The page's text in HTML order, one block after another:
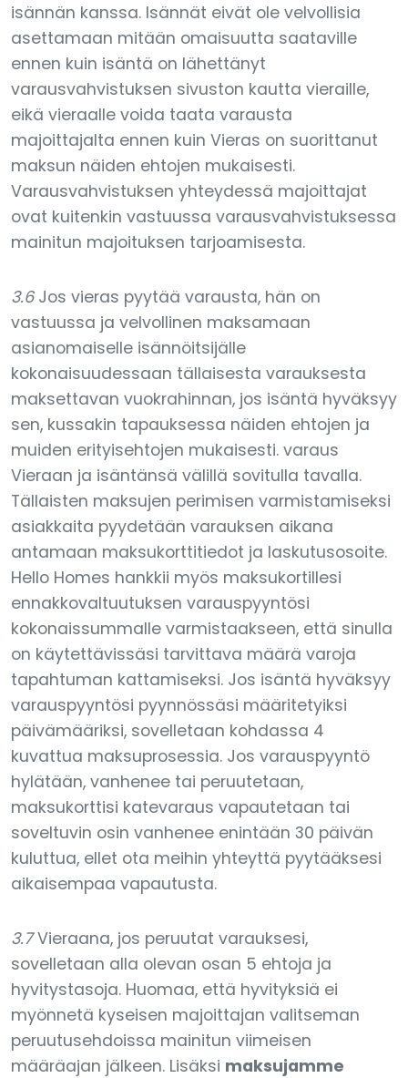
isännän kanssa. Isännät eivät ole velvollisia
asettamaan mitään omaisuutta saataville
ennen kuin isäntä on lähettänyt
varausvahvistuksen sivuston kautta vieraille,
eikä vieraalle voida taata varausta
majoittajalta ennen kuin Vieras on suorittanut
maksun näiden ehtojen mukaisesti.
Varausvahvistuksen yhteydessä majoittajat
ovat kuitenkin vastuussa varausvahvistuksessa
mainitun majoituksen tarjoamisesta.
3.6Jos vieras pyytää varausta, hän on
vastuussa ja velvollinen maksamaan
asianomaiselle isännöitsijälle
kokonaisuudessaan tällaisesta varauksesta
maksettavan vuokrahinnan, jos isäntä hyväksyy
sen, kussakin tapauksessa näiden ehtojen ja
muiden erityisehtojen mukaisesti. varaus
Vieraan ja isäntänsä välillä sovitulla tavalla.
Tällaisten maksujen perimisen varmistamiseksi
asiakkaita pyydetään varauksen aikana
antamaan maksukorttitiedot ja laskutusosoite.
Hello Homes hankkii myös maksukortillesi
ennakkovaltuutuksen varauspyyntösi
kokonaissummalle varmistaakseen, että sinulla
on käytettävissäsi tarvittava määrä varoja
tapahtuman kattamiseksi. Jos isäntä hyväksyy
varauspyyntösi pyynnössäsi määritetyiksi
päivämääriksi, sovelletaan kohdassa 4
kuvattua maksuprosessia. Jos varauspyyntö
hylätään, vanhenee tai peruutetaan,
maksukorttisi katevaraus vapautetaan tai
soveltuvin osin vanhenee enintään 30 päivän
kuluttua, ellet ota meihin yhteyttä pyytääksesi
aikaisempaa vapautusta.
3.7Vieraana, jos peruutat varauksesi,
sovelletaan alla olevan osan 5 ehtoja ja
hyvitystasoja. Huomaa, että hyvityksiä ei
myönnetä kyseisen majoittajan valitseman
peruutusehdoissa mainitun viimeisen
määräajan jälkeen. Lisäksi maksujamme